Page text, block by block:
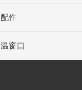
件
窗口